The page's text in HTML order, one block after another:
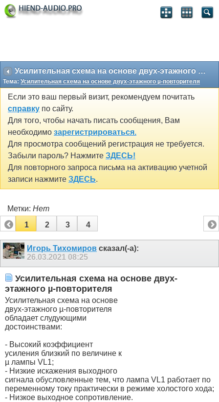
Усилительная схема на основе двух-этажного µ-повторителя
Тема: Усилительная схема на основе двух-этажного µ-повторителя
Если это ваш первый визит, рекомендуем почитать
справку по сайту.
Для того, чтобы начать писать сообщения, Вам
необходимо зарегистрироваться.
Для просмотра сообщений регистрация не требуется.
Забыли пароль? Нажмите ЗДЕСЬ!
Для повторного запроса письма на активацию учетной
записи нажмите ЗДЕСЬ.
Метки: Нет
1
2 3 4
Игорь Тихомиров сказал(-а):
26.03.2021 08:25
Усилительная схема на основе двух-
этажного µ-повторителя
Усилительная схема на основе
двух-этажного µ-повторителя
обладает слудующими
достоинствами:
- Высокий коэффициент
усиления близкий по величине к
µ лампы VL1;
- Низкие искажения выходного
сигнала обусловленные тем, что лампа VL1 работает по
переменному току практически в режиме холостого хода;
- Низкое выходное сопротивление.